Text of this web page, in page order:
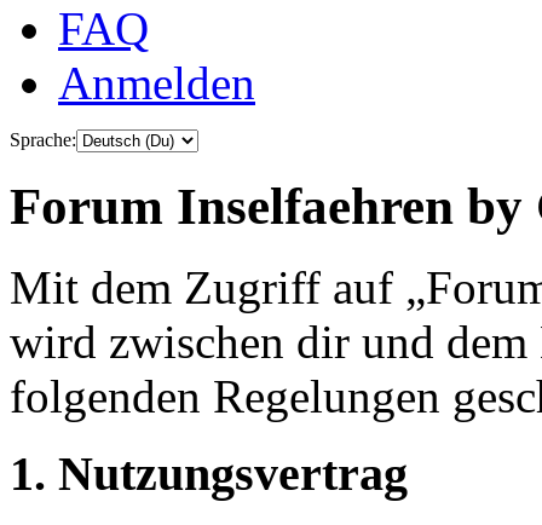
FAQ
Anmelden
Sprache:
Forum Inselfaehren
Mit dem Zugriff auf
wird zwischen dir und
folgenden Regelungen
1. Nutzungsvertrag